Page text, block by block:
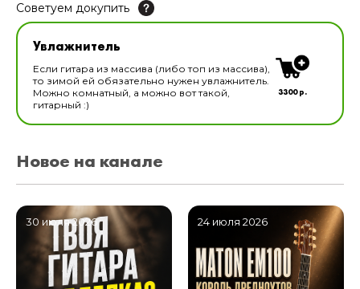
Советуем докупить
Увлажнитель для музыкальных инструментов
В наличии
Увлажнитель
Если гитара из массива (либо топ из массива),
то зимой ей обязательно нужен увлажнитель.
Можно комнатный, а можно вот такой,
гитарный :)
3300 р.
Новое на канале
30 июля 2026 24 июля 2026